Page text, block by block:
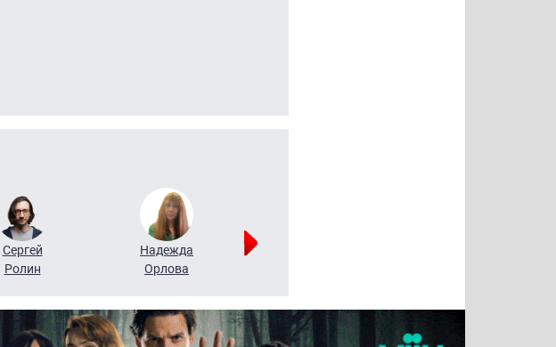
Сергей
Ролин
Надежда
Орлова